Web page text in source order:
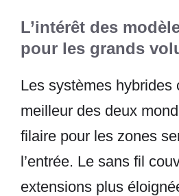
L’intérêt des
pour les grands
Les systèmes hybrides
meilleur des deux
filaire pour les zones
l’entrée. Le sans fil
extensions plus